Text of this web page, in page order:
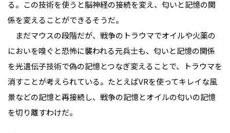
る。この技術を使うと脳神経の接続を変え、匂いと記憶の関
係を変えることができるそうだ。
まだマウスの段階だが、戦争のトラウマでオイルや火薬の
においを嗅ぐと恐怖に襲われる元兵士も、匂いと記憶の関係
を光遺伝子技術で偽の記憶とつなぎ変えることで、トラウマを
消すことが考えられている。たとえばVRを使ってキレイな風
景などの記憶と再接続し、戦争の記憶とオイルの匂いの記憶
を切り離すわけだ。